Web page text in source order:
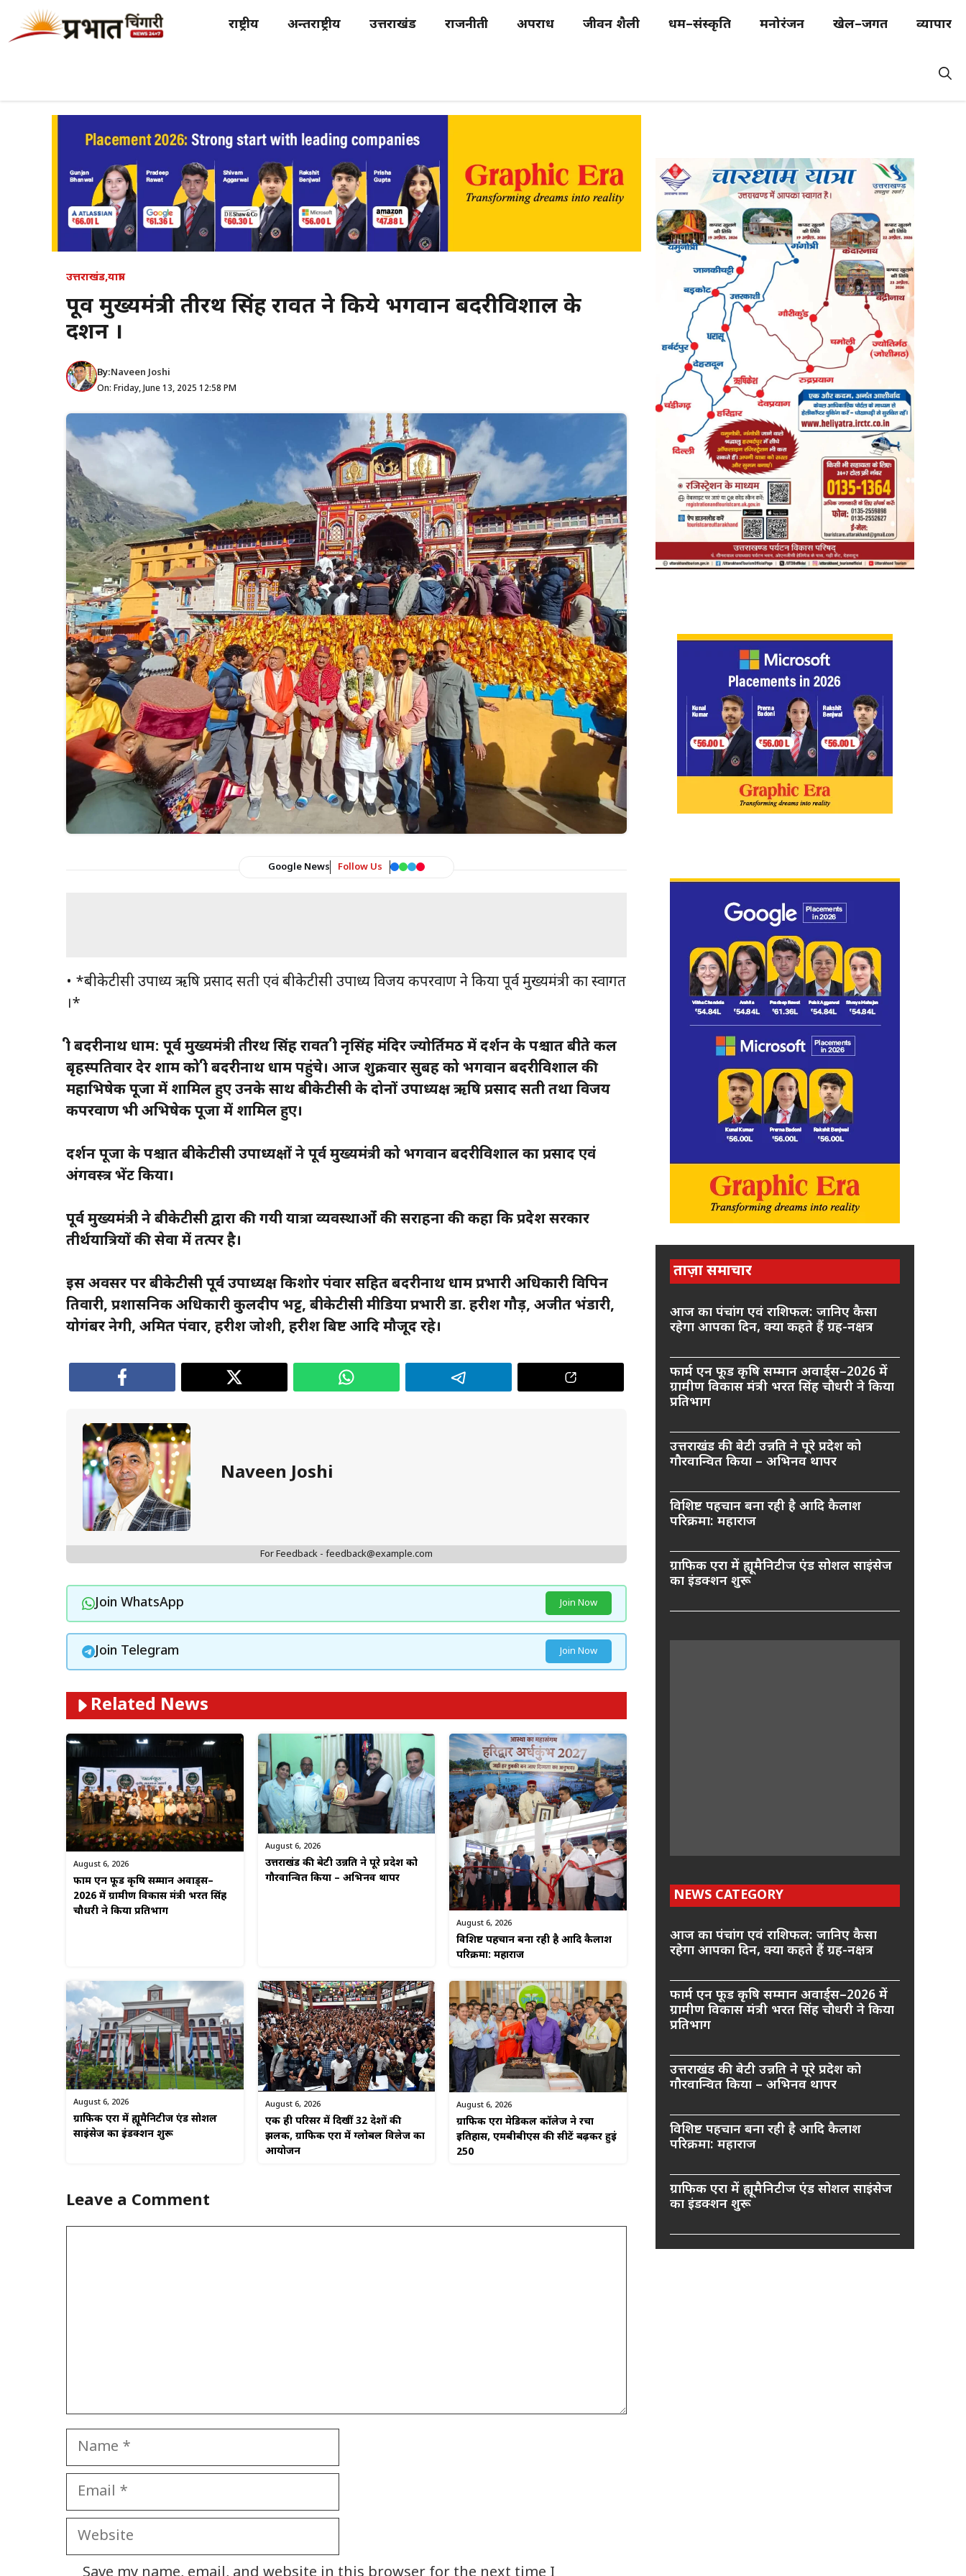
राष्ट्रीय अन्तर्राष्ट्रीय उत्तराखंड राजनीती अपराध जीवन शैली धर्म–संस्कृति मनोरंजन खेल–जगत व्यापार
उत्तराखंड,यात्रा
पूर्व मुख्यमंत्री तीरथ सिंह रावत ने किये भगवान बदरीविशाल के
दर्शन ।
By:Naveen Joshi
On: Friday, June 13, 2025 12:58 PM
Google News Follow Us
• *बीकेटीसी उपाध्यक्ष ऋषि प्रसाद सती एवं बीकेटीसी उपाध्यक्ष विजय कपरवाण ने किया पूर्व‌ मुख्यमंत्री का स्वागत
।*
श्री बदरीनाथ धाम: पूर्व मुख्यमंत्री तीरथ सिंह रावत श्री नृसिंह मंदिर ज्योर्तिमठ में दर्शन के पश्चात बीते कल
बृहस्पतिवार देर शाम को श्री बदरीनाथ धाम पहुंचे। आज शुक्रवार सुबह को भगवान बदरीविशाल की
महाभिषेक पूजा में शामिल हुए उनके साथ बीकेटीसी के दोनों उपाध्यक्ष ऋषि प्रसाद सती तथा विजय
कपरवाण भी अभिषेक पूजा में शामिल हुए।
दर्शन पूजा के पश्चात बीकेटीसी उपाध्यक्षों ने पूर्व मुख्यमंत्री को भगवान बदरीविशाल का प्रसाद एवं
अंगवस्त्र भेंट किया।
पूर्व मुख्यमंत्री ने बीकेटीसी द्वारा की गयी यात्रा व्यवस्थाओंं की सराहना की कहा कि प्रदेश सरकार
तीर्थयात्रियों की सेवा में तत्पर है।
इस अवसर पर बीकेटीसी पूर्व उपाध्यक्ष किशोर पंवार सहित बदरीनाथ धाम प्रभारी अधिकारी विपिन
तिवारी, प्रशासनिक अधिकारी कुलदीप भट्ट, बीकेटीसी मीडिया प्रभारी डा. हरीश गौड़, अजीत भंडारी,
योगंबर नेगी, अमित पंवार, हरीश जोशी, हरीश बिष्ट आदि मौजूद रहे।
Naveen Joshi
For Feedback - feedback@example.com
Join WhatsApp Join Now
Join Telegram Join Now
Related News
August 6, 2026
फार्म एन फूड कृषि सम्मान अवार्ड्स–
2026 में ग्रामीण विकास मंत्री भरत सिंह
चौधरी ने किया प्रतिभाग
August 6, 2026
उत्तराखंड की बेटी उन्नति ने पूरे प्रदेश को
गौरवान्वित किया – अभिनव थापर
August 6, 2026
विशिष्ट पहचान बना रही है आदि कैलाश
परिक्रमा: महाराज
August 6, 2026
ग्राफिक एरा में ह्यूमैनिटीज एंड सोशल
साइंसेज का इंडक्शन शुरू
August 6, 2026
एक ही परिसर में दिखीं 32 देशों की
झलक, ग्राफिक एरा में ग्लोबल विलेज का
आयोजन
August 6, 2026
ग्राफिक एरा मेडिकल कॉलेज ने रचा
इतिहास, एमबीबीएस की सीटें बढ़कर हुईं
250
Leave a Comment
Name
Email
Website
ताज़ा समाचार
आज का पंचांग एवं राशिफल: जानिए कैसा
रहेगा आपका दिन, क्या कहते हैं ग्रह-नक्षत्र
फार्म एन फूड कृषि सम्मान अवार्ड्स–2026 में
ग्रामीण विकास मंत्री भरत सिंह चौधरी ने किया
प्रतिभाग
उत्तराखंड की बेटी उन्नति ने पूरे प्रदेश को
गौरवान्वित किया – अभिनव थापर
विशिष्ट पहचान बना रही है आदि कैलाश
परिक्रमा: महाराज
ग्राफिक एरा में ह्यूमैनिटीज एंड सोशल साइंसेज
का इंडक्शन शुरू
NEWS CATEGORY
आज का पंचांग एवं राशिफल: जानिए कैसा
रहेगा आपका दिन, क्या कहते हैं ग्रह-नक्षत्र
फार्म एन फूड कृषि सम्मान अवार्ड्स–2026 में
ग्रामीण विकास मंत्री भरत सिंह चौधरी ने किया
प्रतिभाग
उत्तराखंड की बेटी उन्नति ने पूरे प्रदेश को
गौरवान्वित किया – अभिनव थापर
विशिष्ट पहचान बना रही है आदि कैलाश
परिक्रमा: महाराज
ग्राफिक एरा में ह्यूमैनिटीज एंड सोशल साइंसेज
का इंडक्शन शुरू